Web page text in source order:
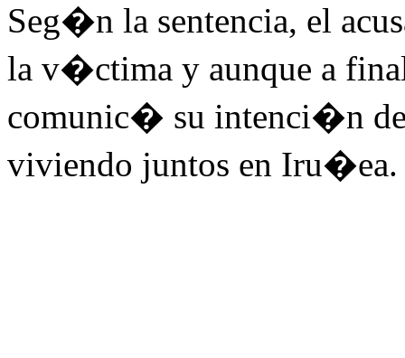
Seg�n la sentencia, el
la v�ctima y aunque a
comunic� su intenci�n
viviendo juntos en Iru�ea.